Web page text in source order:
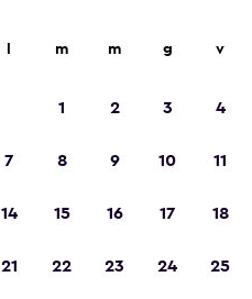
d'Europa 2023
m m g v
1 2 3 4
7 8 9 10 11
14 15 16 17 18
21 22 23 24 25